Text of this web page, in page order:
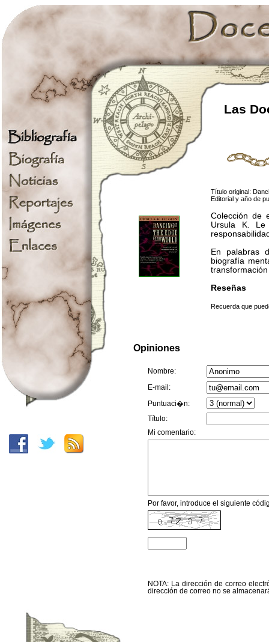
Las
Título original:
Editorial y año de
Colección de
Ursula K.
En palabras
biografía
Reseñas
Recuerda que
Opiniones
Nombre:
E-mail:
Puntuaci�n:
Título:
Mi comentario:
Por favor, introduce el siguiente
NOTA: La dirección de correo
dirección de correo no se